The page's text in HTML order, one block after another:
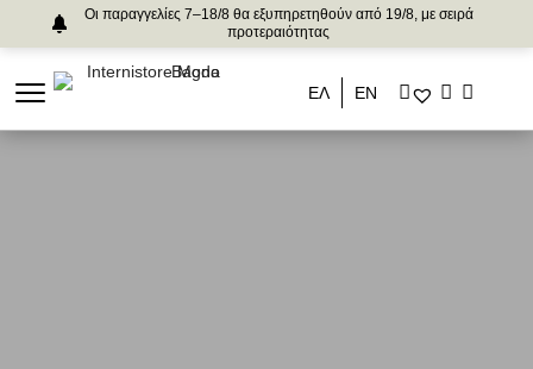
Οι παραγγελίες 7–18/8 θα εξυπηρετηθούν από 19/8, με σειρά
προτεραιότητας
ΕΛ ΕΝ